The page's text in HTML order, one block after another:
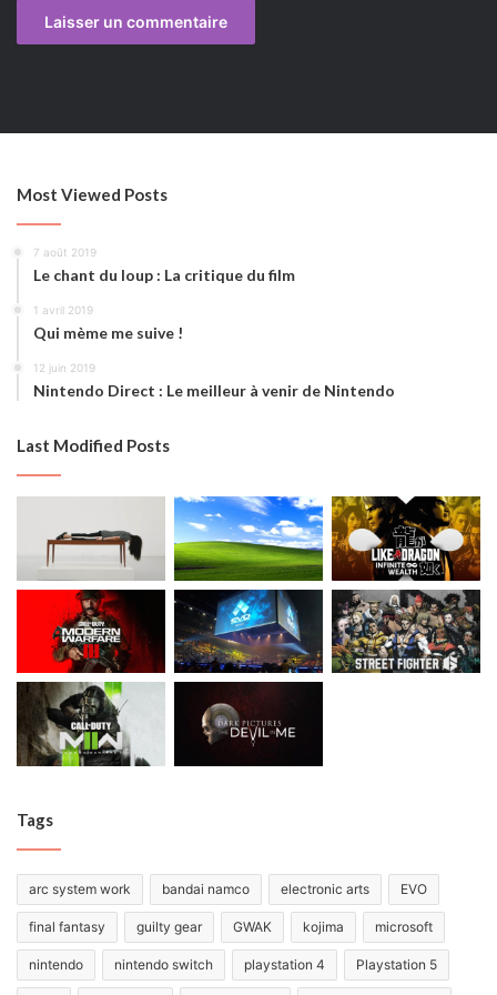
Most Viewed Posts
7 août 2019
Le chant du loup : La critique du film
1 avril 2019
Qui mème me suive !
12 juin 2019
Nintendo Direct : Le meilleur à venir de Nintendo
Last Modified Posts
Tags
arc system work bandai namco electronic arts EVO
final fantasy guilty gear GWAK kojima microsoft
nintendo nintendo switch playstation 4 Playstation 5